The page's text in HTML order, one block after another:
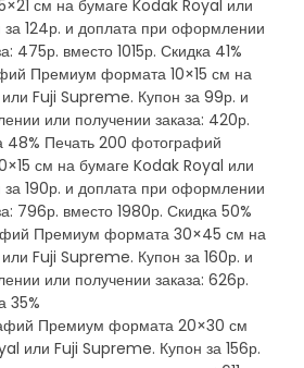
см на бумаге Kodak Royal или
124р. и доплата при оформлении
475р. вместо 1015р. Скидка 41%
Премиум формата 10×15 см на
Fuji Supreme. Купон за 99р. и
или получении заказа: 420р.
48% Печать 200 фотографий
см на бумаге Kodak Royal или
190р. и доплата при оформлении
796р. вместо 1980р. Скидка 50%
Премиум формата 30×45 см на
Fuji Supreme. Купон за 160р. и
или получении заказа: 626р.
35%
Премиум формата 20×30 см
или Fuji Supreme. Купон за 156р.